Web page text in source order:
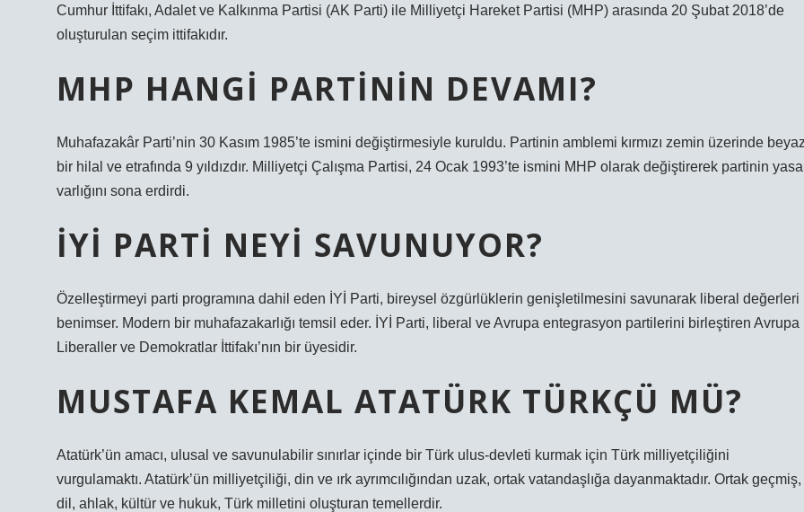
Cumhur İttifakı, Adalet ve Kalkınma Partisi (AK Parti) ile Milliyetçi Hareket Partisi (MHP) arasında 20 Şubat 2018’de
oluşturulan seçim ittifakıdır.
MHP HANGI PARTININ DEVAMI?
Muhafazakâr Parti’nin 30 Kasım 1985’te ismini değiştirmesiyle kuruldu. Partinin amblemi kırmızı zemin üzerinde
bir hilal ve etrafında 9 yıldızdır. Milliyetçi Çalışma Partisi, 24 Ocak 1993’te ismini MHP olarak değiştirerek partinin
varlığını sona erdirdi.
İYI PARTI NEYI SAVUNUYOR?
Özelleştirmeyi parti programına dahil eden İYİ Parti, bireysel özgürlüklerin genişletilmesini savunarak liberal değerleri
benimser. Modern bir muhafazakarlığı temsil eder. İYİ Parti, liberal ve Avrupa entegrasyon partilerini birleştiren Avrupa
Liberaller ve Demokratlar İttifakı’nın bir üyesidir.
MUSTAFA KEMAL ATATÜRK TÜRKÇÜ MÜ?
Atatürk’ün amacı, ulusal ve savunulabilir sınırlar içinde bir Türk ulus-devleti kurmak için Türk milliyetçiliğini
vurgulamaktı. Atatürk’ün milliyetçiliği, din ve ırk ayrımcılığından uzak, ortak vatandaşlığa dayanmaktadır. Ortak geçmiş,
dil, ahlak, kültür ve hukuk, Türk milletini oluşturan temellerdir.